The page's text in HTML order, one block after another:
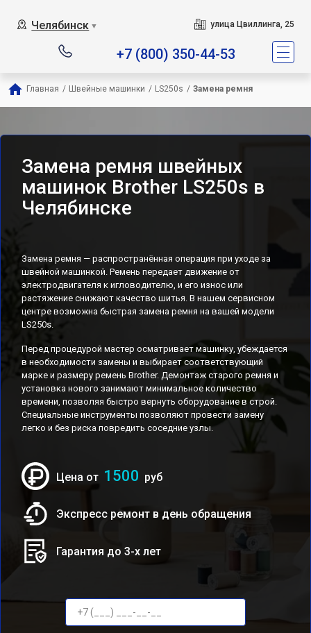
Челябинск ▼ улица Цвиллинга, 25
+7 (800) 350-44-53
Главная / Швейные машинки / LS250s / Замена ремня
Замена ремня швейных
машинок Brother LS250s в
Челябинске
Замена ремня — распространённая операция при уходе за
швейной машинкой. Ремень передает движение от
электродвигателя к игловодителю, и его износ или
растяжение снижают качество шитья. В нашем сервисном
центре возможна быстрая замена ремня на вашей модели
LS250s.
Перед процедурой мастер осматривает машинку, убеждается
в необходимости замены и выбирает соответствующий
марке и размеру ремень Brother. Демонтаж старого ремня и
установка нового занимают минимальное количество
времени, позволяя быстро вернуть оборудование в строй.
Специальные инструменты позволяют провести замену
легко и без риска повредить соседние узлы.
Цена от 1500 руб
Экспресс ремонт в день обращения
Гарантия до 3-х лет